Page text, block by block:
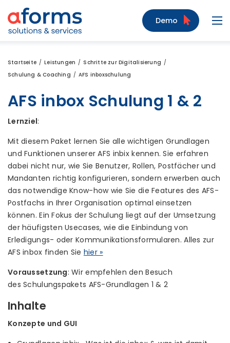
Zum Inhalt
Zum Menü
Zur Suche
Demo
Startseite Leistungen
Schritte zur Digitalisierung
Schulung & Coaching
AFS inboxschulung
AFS inbox Schulung 1 & 2
Lernziel:
Mit diesem Paket lernen Sie alle wichtigen Grundlagen
und Funktionen unserer AFS inbix kennen. Sie erfahren
dabei nicht nur, wie Sie Benutzer, Rollen, Postfächer und
Mandanten richtig konfigurieren, sondern erwerben auch
das notwendige Know-how wie Sie die Features des AFS-
Postfachs in Ihrer Organisation optimal einsetzen
können. Ein Fokus der Schulung liegt auf der Umsetzung
der häufigsten Usecases, wie die Einbindung von
Erledigungs- oder Kommunikationsformularen. Alles zur
AFS inbox finden Sie hier »
Voraussetzung: Wir empfehlen den Besuch
des Schulungspakets AFS-Grundlagen 1 & 2
Inhalte
Konzepte und GUI